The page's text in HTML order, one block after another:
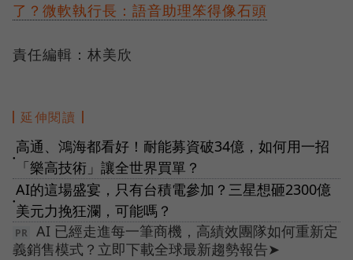
了？微軟執行長：語音助理笨得像石頭
責任編輯：林美欣
延伸閱讀
●
高通、鴻海都看好！耐能募資破34億，如何用一招
「樂高技術」讓全世界買單？
●
AI的這場盛宴，只有台積電參加？三星想砸2300億
美元力挽狂瀾，可能嗎？
AI 已經走進每一筆商機，高績效團隊如何重新定
義銷售模式？立即下載全球最新趨勢報告➤